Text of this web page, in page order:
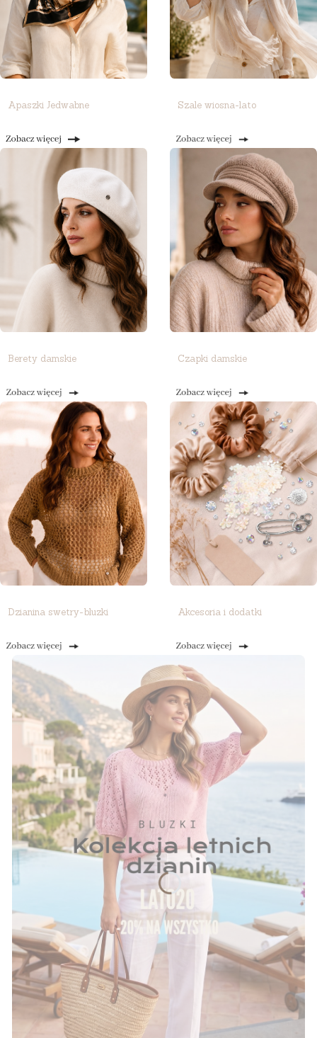
Apaszki Jedwabne Szale wiosna-lato
Berety damskie Czapki damskie
Dzianina swetry-bluzki Akcesoria i dodatki